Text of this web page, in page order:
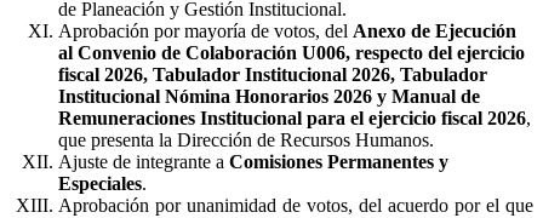
de Planeación y Gestión Institucional.
Aprobación por mayoría de votos, del Anexo de Ejecución
al Convenio de Colaboración U006, respecto del ejercicio
fiscal 2026, Tabulador Institucional 2026, Tabulador
Institucional Nómina Honorarios 2026 y Manual de
Remuneraciones Institucional para el ejercicio fiscal 2026,
que presenta la Dirección de Recursos Humanos.
Ajuste de integrante a Comisiones Permanentes y
Especiales.
Aprobación por unanimidad de votos, del acuerdo por el que